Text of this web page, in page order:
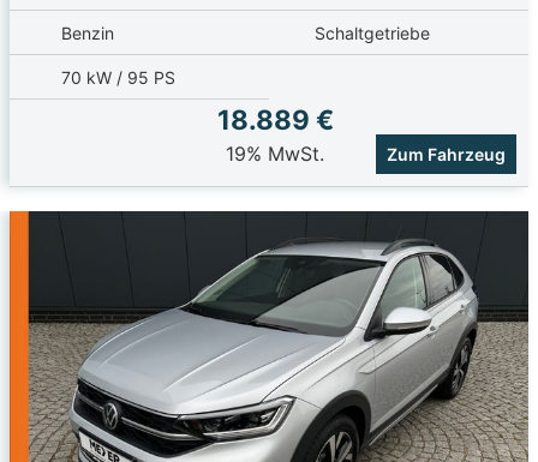
Benzin Schaltgetriebe
70 kW / 95 PS
18.889 €
19% MwSt. Zum Fahrzeug